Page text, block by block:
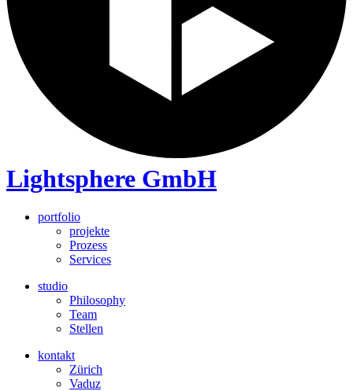
Lightsphere GmbH
portfolio
projekte
Prozess
Services
studio
Philosophy
Team
Stellen
kontakt
Zürich
Vaduz